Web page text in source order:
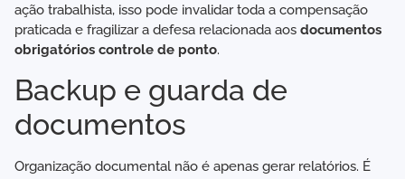
ação trabalhista, isso pode invalidar toda a compensação
praticada e fragilizar a defesa relacionada aos documentos
obrigatórios controle de ponto.
Backup e guarda de
documentos
Organização documental não é apenas gerar relatórios. É